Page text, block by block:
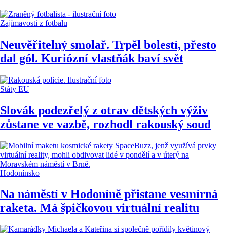
Zajímavosti z fotbalu
Neuvěřitelný smolař. Trpěl bolestí, přesto
dal gól. Kuriózní vlastňák baví svět
Státy EU
Slovák podezřelý z otrav dětských výživ
zůstane ve vazbě, rozhodl rakouský soud
Hodonínsko
Na náměstí v Hodoníně přistane vesmírná
raketa. Má špičkovou virtuální realitu